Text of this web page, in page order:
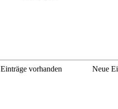
Einträge vorhanden Neue